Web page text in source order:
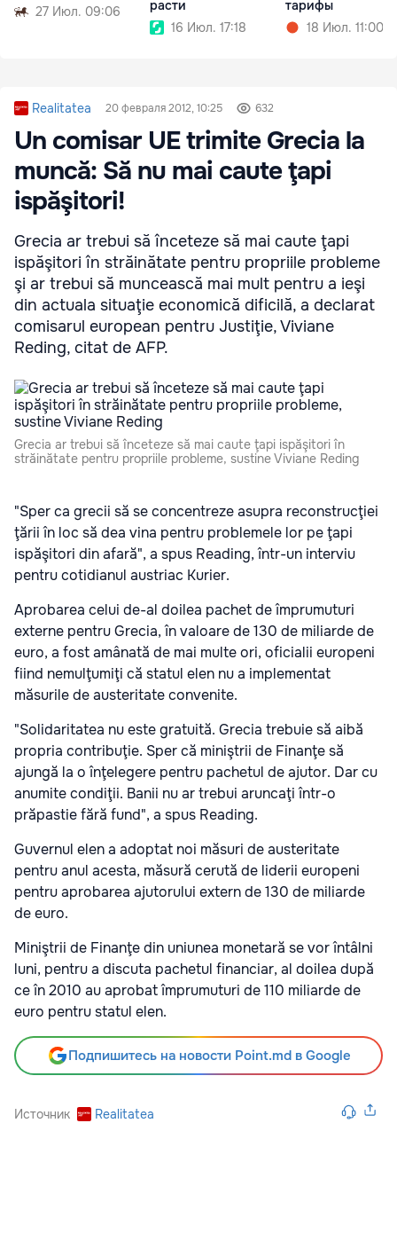
27 Июл. 09:06
расти
16 Июл. 17:18
тарифы
18 Июл. 11:00
Realitatea 20 февраля 2012, 10:25 632
Un comisar UE trimite Grecia la
muncă: Să nu mai caute ţapi
ispăşitori!
Grecia ar trebui să înceteze să mai caute ţapi
ispăşitori în străinătate pentru propriile probleme
şi ar trebui să muncească mai mult pentru a ieşi
din actuala situaţie economică dificilă, a declarat
comisarul european pentru Justiţie, Viviane
Reding, citat de AFP.
Grecia ar trebui să înceteze să mai caute ţapi ispăşitori în
străinătate pentru propriile probleme, sustine Viviane Reding
"Sper ca grecii să se concentreze asupra reconstrucţiei
ţării în loc să dea vina pentru problemele lor pe ţapi
ispăşitori din afară", a spus Reading, într-un interviu
pentru cotidianul austriac Kurier.
Aprobarea celui de-al doilea pachet de împrumuturi
externe pentru Grecia, în valoare de 130 de miliarde de
euro, a fost amânată de mai multe ori, oficialii europeni
fiind nemulţumiţi că statul elen nu a implementat
măsurile de austeritate convenite.
"Solidaritatea nu este gratuită. Grecia trebuie să aibă
propria contribuţie. Sper că miniştrii de Finanţe să
ajungă la o înţelegere pentru pachetul de ajutor. Dar cu
anumite condiţii. Banii nu ar trebui aruncaţi într-o
prăpastie fără fund", a spus Reading.
Guvernul elen a adoptat noi măsuri de austeritate
pentru anul acesta, măsură cerută de liderii europeni
pentru aprobarea ajutorului extern de 130 de miliarde
de euro.
Miniştrii de Finanţe din uniunea monetară se vor întâlni
luni, pentru a discuta pachetul financiar, al doilea după
ce în 2010 au aprobat împrumuturi de 110 miliarde de
euro pentru statul elen.
Подпишитесь на новости Point.md в Google
Источник Realitatea